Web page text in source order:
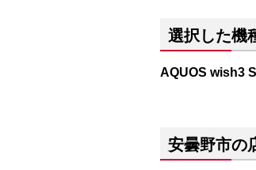
選択した機
AQUOS wish3
安曇野市の